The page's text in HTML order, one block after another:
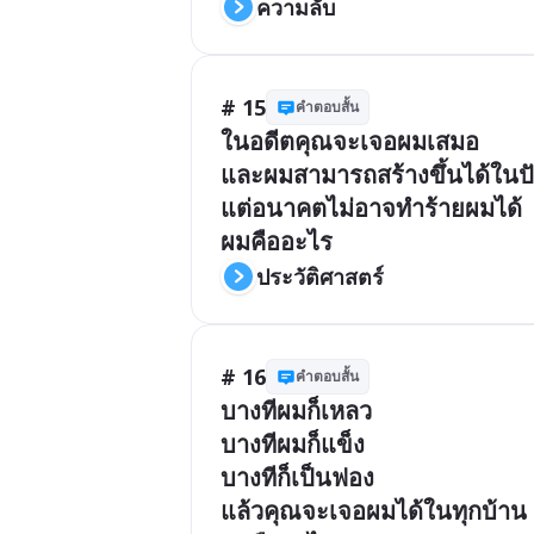
ความลับ
# 15 คำตอบสั้น
ในอดีตคุณจะเจอผมเสมอ
และผมสามารถสร้างขึ้นได้ใน
แต่อนาคตไม่อาจทำร้ายผมได้
ผมคืออะไร
ประวัติศาสตร์
# 16 คำตอบสั้น
บางทีผมก็เหลว
บางทีผมก็แข็ง
บางทีก็เป็นฟอง
แล้วคุณจะเจอผมได้ในทุกบ้าน